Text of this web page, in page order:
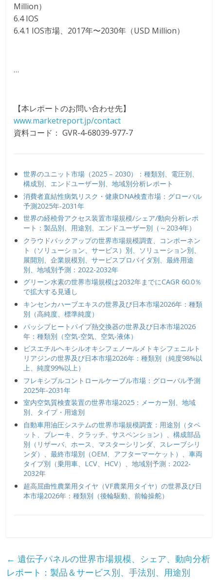
Million）
6.4 IOS
6.4.1 IOS市場、2017年〜2030年（USD Million）
…
【本レポートのお問い合わせ先】
www.marketreport.jp/contact
資料コード： GVR-4-68039-977-7
世界のユニット市場（2025 – 2030）：種類別、電圧別、
構成別、エンドユーザー別、地域別分析レポート
消費者直結性病気リスク・健康DNA検査市場：グローバル
予測2025年-2031年
世界の経橈骨アクセス装置市場規模/シェア/動向分析レポ
ート：製品別、用途別、エンドユーザー別（～2034年）
クラウドバックアップの世界市場規模調査、コンポーネン
ト（ソリューション、サービス）別、ソリューション別、
展開別、企業規模別、サービスプロバイダ別、最終用途
別、地域別予測：2022-2032年
グリーン水素の世界市場規模は2032年までにCAGR 60.0％
で拡大する見通し
キンセンカハーブエキスの世界及び日本市場2026年：種類
別（高純度、標準純度）
パッシブヒートパイプ熱交換器の世界及び日本市場2026
年：種類別（空気-空気、空気-液体）
ビスエチルヘキシルオキシフェノールメトキシフェニルト
リアジンの世界及び日本市場2026年：種類別（純度98%以
上、純度99%以上）
フレキシブルコントロールケーブル市場：グローバル予測
2025年-2031年
室内空気質検査装置の世界市場2025：メーカー別、地域
別、タイプ・用途別
自動車用油圧システムの世界市場規模調査：用途別（タペ
ット、ブレーキ、クラッチ、サスペンション）、構成部品
別（リザーバ、ホース、マスターシリンダ、スレーブシリ
ンダ）、最終市場別（OEM、アフターマーケット）、車両
タイプ別（乗用車、LCV、HCV）、地域別予測：2022-
2032年
超高屈曲性農業用タイヤ（VF農業用タイヤ）の世界及び日
本市場2026年：種類別（後輪駆動、前輪操舵）
← 遺伝子パネルの世界市場規模、シェア、動向分析
レポート：製品＆サービス別、手法別、用途別